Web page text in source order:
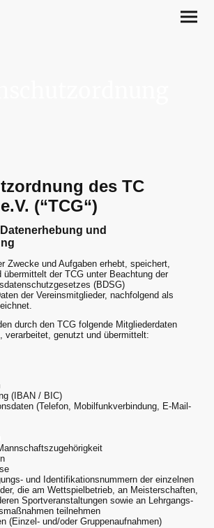
des TC
(“TCG“)
und
Zwecke und Aufgaben erhebt, speichert,
der TCG unter Beachtung der
(BDSG)
der Vereinsmitglieder, nachfolgend als
durch den TCG folgende Mitgliederdaten
verarbeitet, genutzt und übermittelt:
(IBAN / BIC)
(Telefon, Mobilfunkverbindung, E-Mail-
und Identifikationsnummern der einzelnen
die am Wettspielbetrieb, an Meisterschaften,
Sportveranstaltungen sowie an Lehrgangs-
teilnehmen
(Einzel- und/oder Gruppenaufnahmen)